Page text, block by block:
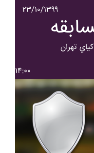
۲۳/۱۰/۱۳۹۹
تهران
۱۴:۰۰